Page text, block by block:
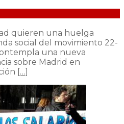
quieren una huelga
social del movimiento 22-
una nueva
sobre Madrid en
[…]